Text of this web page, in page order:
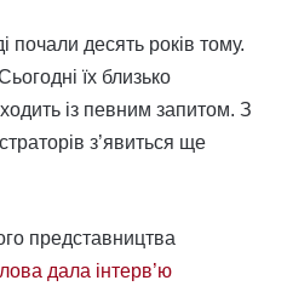
почали десять років тому.
їх близько
із певним запитом. З
з’явиться ще
представництва
дала інтерв’ю